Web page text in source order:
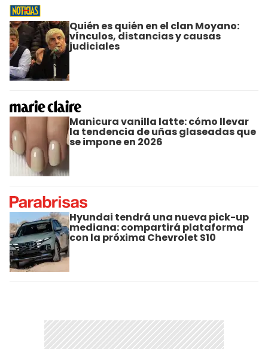
Quién es quién en el clan Moyano:
vínculos, distancias y causas
judiciales
Manicura vanilla latte: cómo llevar
la tendencia de uñas glaseadas que
se impone en 2026
Hyundai tendrá una nueva pick-up
mediana: compartirá plataforma
con la próxima Chevrolet S10